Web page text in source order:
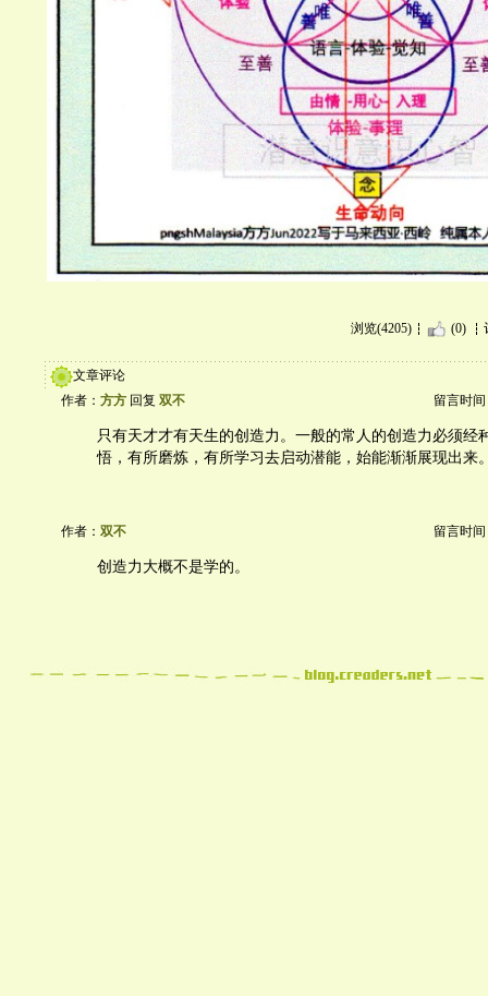
浏览(4205) (0)
文章评论
作者： 方方 回复 双不 留言时间
只有天才才有天生的创造力。一般的常人的创造力必须经
悟，有所磨炼，有所学习去启动潜能，始能渐渐展现出来
作者： 双不 留言时间
创造力大概不是学的。